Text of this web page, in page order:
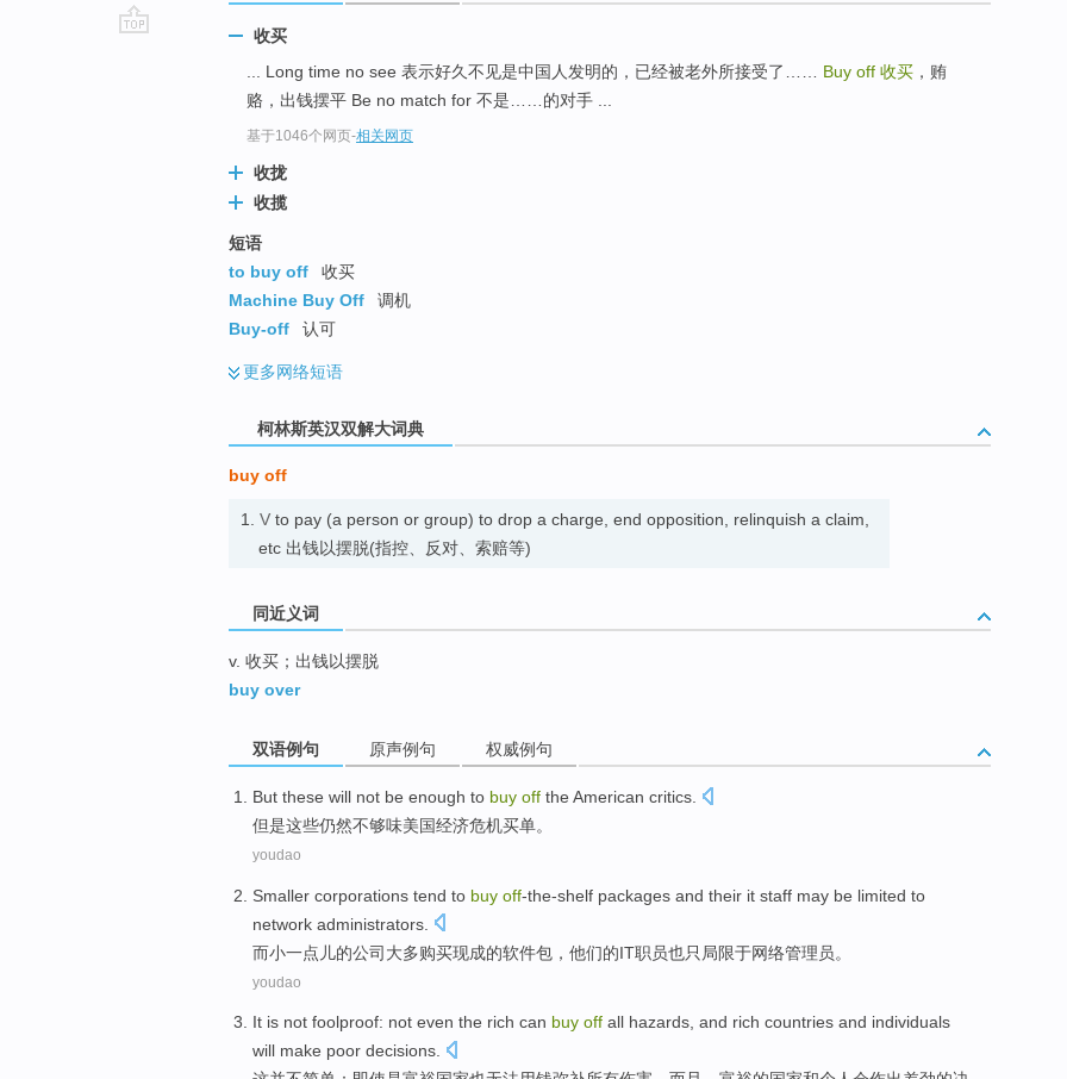
收买
... Long time no see 表示好久不见是中国人发明的，已经被老外所接受了…… Buy off 收买 ，贿
赂，出钱摆平 Be no match for 不是……的对手 ...
基于1046个网页-相关网页
收拢
收揽
短语
to buy off
收买
Machine Buy Off
调机
Buy-off
认可
更多网络短语
柯林斯英汉双解大词典
buy off
1. V to pay (a person or group) to drop a charge, end opposition, relinquish a claim,
etc 出钱以摆脱(指控、反对、索赔等)
同近义词
v. 收买；出钱以摆脱
buy over
双语例句 原声例句 权威例句
But these will not be enough to buy off the American critics
但是这些仍然不够味美国经济危机买单。
youdao
Smaller corporations tend to buy off-the-shelf packages and their it staff may be limited to
network administrators
而小一点儿的公司 大多购买现成的软件包 ， 他们的IT职员也只 局限于网络管理员。
youdao
It is not foolproof: not even the rich can buy off all hazards, and rich countries and individuals
will make poor decisions.